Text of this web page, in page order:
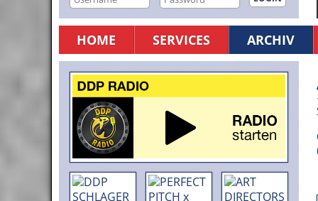
HOME SERVICES ARCHIV